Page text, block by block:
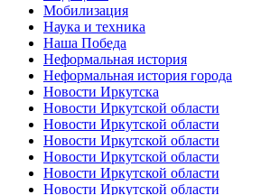
Мобилизация
Наука и техника
Наша Победа
Неформальная история
Неформальная история города
Новости Иркутска
Новости Иркутской области
Новости Иркутской области
Новости Иркутской области
Новости Иркутской области
Новости Иркутской области
Новости Иркутской области